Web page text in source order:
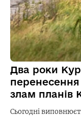
Два роки
злам планів
Сьогодні